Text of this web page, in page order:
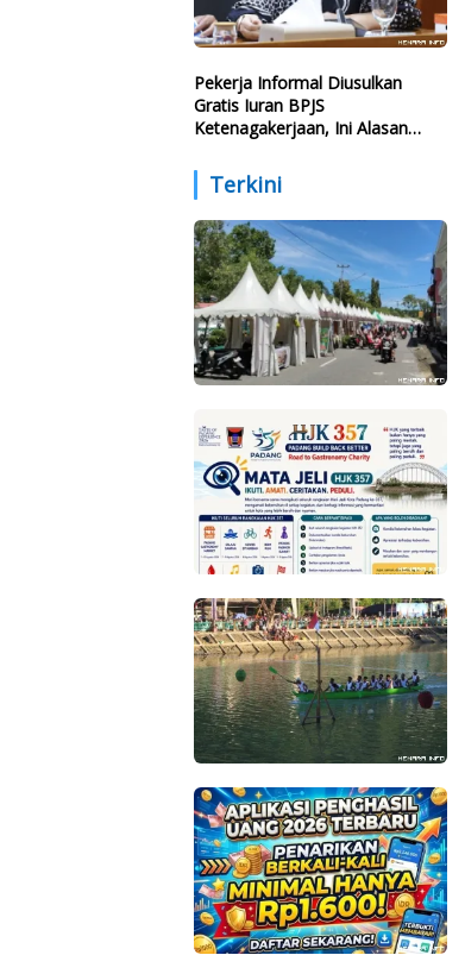
Pekerja Informal Diusulkan
Gratis Iuran BPJS
Ketenagakerjaan, Ini Alasan
Terkini